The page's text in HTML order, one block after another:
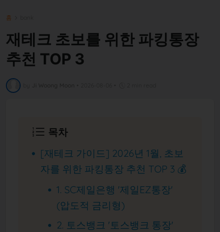
홈
재테크 초보를 위한 파킹통장
추천 TOP 3
목차
[재테크 가이드] 2026년 1월, 초보
자를 위한 파킹통장 추천 TOP 3 💰
1. SC제일은행 '제일EZ통장'
(압도적 금리형)
2. 토스뱅크 '토스뱅크 통장'